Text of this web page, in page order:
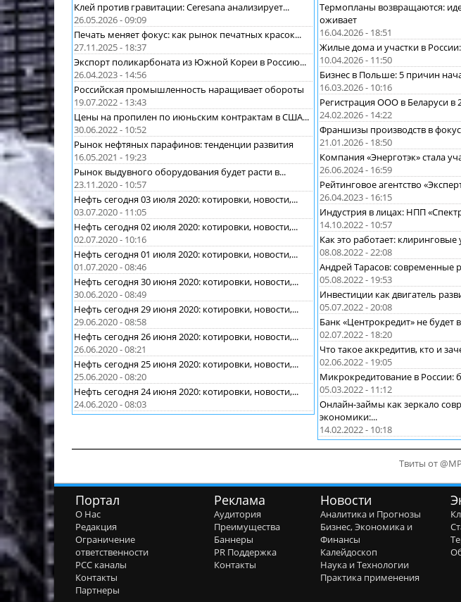
Клей против гравитации: Ceresana анализирует...
26.05.2026 - 09:09
Печать меняет фокус: как рынок печатных красок...
27.11.2025 - 18:37
Экспорт поликарбоната из Южной Кореи в Россию...
26.04.2023 - 14:56
Российская промышленность наращивает обороты
19.07.2022 - 13:43
Цены на пропилен по июньским контрактам в США...
30.06.2022 - 10:52
Рынок нефтяных парафинов: тенденции развития
16.05.2021 - 19:23
Рынок выдувного оборудования будет расти в...
23.11.2020 - 10:57
Нефть сегодня 03 июля 2020: котировки, новости,...
03.07.2020 - 11:05
Нефть сегодня 02 июля 2020: котировки, новости,...
02.07.2020 - 10:16
Нефть сегодня 01 июля 2020: котировки, новости,...
01.07.2020 - 08:46
Нефть сегодня 30 июня 2020: котировки, новости,...
30.06.2020 - 08:49
Нефть сегодня 29 июня 2020: котировки, новости,...
29.06.2020 - 08:58
Нефть сегодня 26 июня 2020: котировки, новости,...
26.06.2020 - 08:21
Нефть сегодня 25 июня 2020: котировки, новости,...
25.06.2020 - 08:20
Нефть сегодня 24 июня 2020: котировки, новости,...
24.06.2020 - 08:03
Термопланы возвращаются:
оживает
16.04.2026 - 18:51
Жилые дома и участки в
10.04.2026 - 11:50
Бизнес в Польше: 5 причин
16.03.2026 - 10:16
Регистрация ООО в Беларуси в
24.02.2026 - 14:22
Франшизы производств в
21.01.2026 - 18:50
Компания «Энерготэк» стала
26.06.2024 - 16:59
Рейтинговое агентство
26.04.2023 - 16:15
Индустрия в лицах: НПП
14.10.2022 - 10:57
Как это работает: клиринговые
08.08.2022 - 22:08
Андрей Тарасов: современные
05.08.2022 - 19:53
Инвестиции как двигатель
05.07.2022 - 20:08
Банк «Центрокредит» не будет
02.07.2022 - 18:20
Что такое аккредитив, кто и
02.06.2022 - 19:05
Микрокредитование в России:
05.03.2022 - 11:12
Онлайн-займы как зеркало
экономики:...
14.02.2022 - 10:18
Твиты от
Портал
О Нас
Редакция
Ограничение
ответственности
РСС каналы
Контакты
Партнеры
Реклама
Аудитория
Преимущества
Баннеры
PR Поддержка
Контакты
Новости
Аналитика и Прогнозы
Бизнес, Экономика и
Финансы
Калейдоскоп
Наука и Технологии
Практика применения